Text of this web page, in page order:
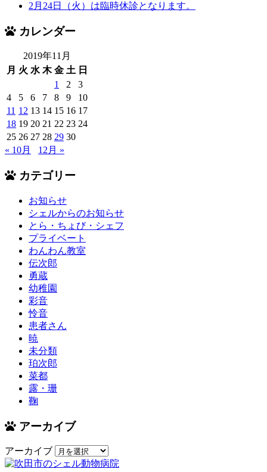
2月24日（火）は臨時休診となります。
カレンダー
2019年11月
月 火 水 木 金 土 日
1
2
3
4
5 6 7 8 9
10
11 12 13 14 15 16 17
18 19 20 21 22 23 24
25 26 27 28 29 30
« 10月
12月 »
カテゴリー
お知らせ
シェルからのお知らせ
とら・ちょび・シェフ
プライベート
わんわん教室
伝次郎
勇蔵
幼稚園
彩音
怜音
患者さん
暁
未分類
珀次郎
菜都
露・珊
鞠
アーカイブ
アーカイブ